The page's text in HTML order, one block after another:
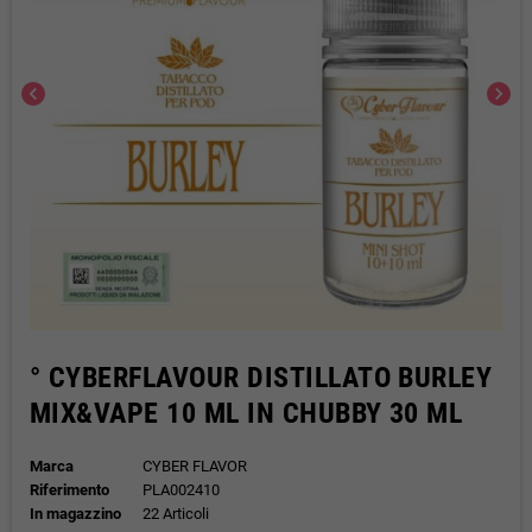
chevron_left chevron_right
° CYBERFLAVOUR DISTILLATO BURLEY
MIX&VAPE 10 ML IN CHUBBY 30 ML
Marca
CYBER FLAVOR
Riferimento
PLA002410
In magazzino
22 Articoli